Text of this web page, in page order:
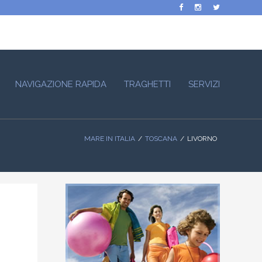
NAVIGAZIONE RAPIDA TRAGHETTI SERVIZI
MARE IN ITALIA TOSCANA LIVORNO